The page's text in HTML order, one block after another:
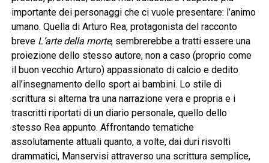
importante dei personaggi che ci vuole presentare: l’animo
umano. Quella di Arturo Rea, protagonista del racconto
breve L’arte della morte, sembrerebbe a tratti essere una
proiezione dello stesso autore, non a caso (proprio come
il buon vecchio Arturo) appassionato di calcio e dedito
all’insegnamento dello sport ai bambini. Lo stile di
scrittura si alterna tra una narrazione vera e propria e i
trascritti riportati di un diario personale, quello dello
stesso Rea appunto. Affrontando tematiche
assolutamente attuali quanto, a volte, dai duri risvolti
drammatici, Manservisi attraverso una scrittura semplice,